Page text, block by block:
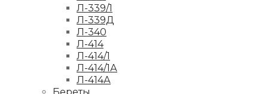
Л-339/1
Л-339Д
Л-340
Л-414
Л-414/1
Л-414/1А
Л-414А